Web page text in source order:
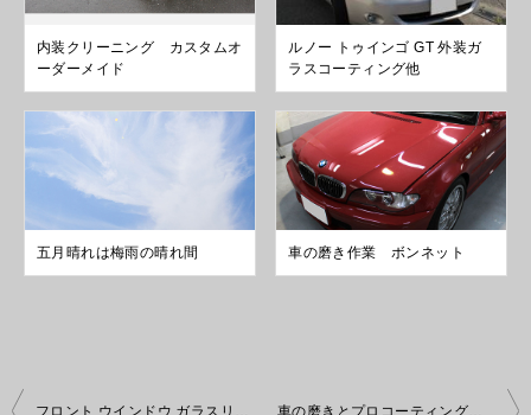
内装クリーニング カスタムオ
ーダーメイド
ルノー トゥインゴ GT 外装ガ
ラスコーティング他
五月晴れは梅雨の晴れ間 車の磨き作業 ボンネット
投